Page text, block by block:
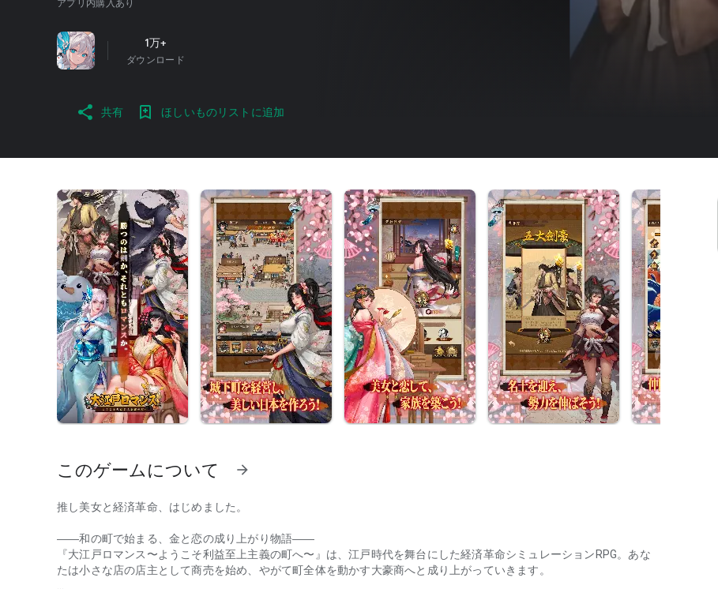
アプリ内購入あり
1万+
ダウンロード
共有 ほしいものリストに追加
このゲームについて arrow_forward
推し美女と経済革命、はじめました。
――和の町で始まる、金と恋の成り上がり物語――
『大江戸ロマンス〜ようこそ利益至上主義の町へ〜』は、江戸時代を舞台にした経済革命シミュレーションRPG。あな
たは小さな店の店主として商売を始め、やがて町全体を動かす大豪商へと成り上がっていきます。